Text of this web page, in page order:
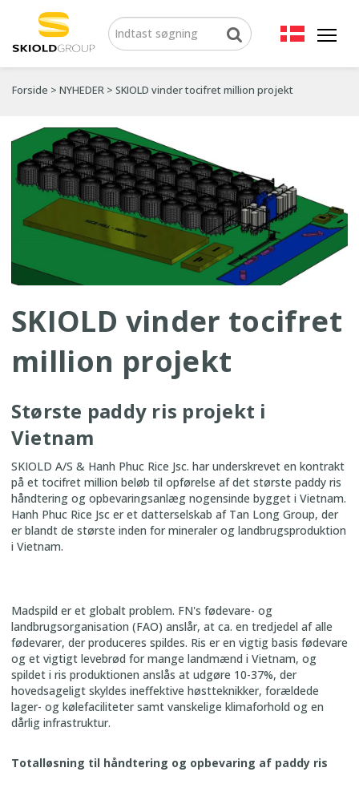
Forside > NYHEDER > SKIOLD vinder tocifret million projekt
SKIOLD vinder tocifret
million projekt
Største paddy ris projekt i
Vietnam
SKIOLD A/S & Hanh Phuc Rice Jsc. har underskrevet en kontrakt
på et tocifret million beløb til opførelse af det største paddy ris
håndtering og opbevaringsanlæg nogensinde bygget i Vietnam.
Hanh Phuc Rice Jsc er et datterselskab af Tan Long Group, der
er blandt de største inden for mineraler og landbrugsproduktion
i Vietnam.
Madspild er et globalt problem. FN's fødevare- og
landbrugsorganisation (FAO) anslår, at ca. en tredjedel af alle
fødevarer, der produceres spildes. Ris er en vigtig basis fødevare
og et vigtigt levebrød for mange landmænd i Vietnam, og
spildet i ris produktionen anslås at udgøre 10-37%, der
hovedsageligt skyldes ineffektive høstteknikker, forældede
lager- og kølefaciliteter samt vanskelige klimaforhold og en
dårlig infrastruktur.
Totalløsning til håndtering og opbevaring af paddy ris